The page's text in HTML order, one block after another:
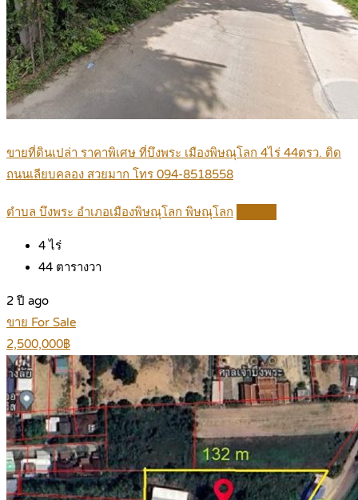
ขายที่ดินเปล่า ราคาพิเศษ ที่บึงพระ เมืองพิษณุโลก 4ไร่ 44ตรว. ติด
ถนนเลียบคลอง สวยมาก โทร 094-8518558
ตำบล บึงพระ อำเภอเมืองพิษณุโลก พิษณุโลก
4ไร่
44 ตารางวา
2 ปี ago
ขาย For Sale
2,500,000฿